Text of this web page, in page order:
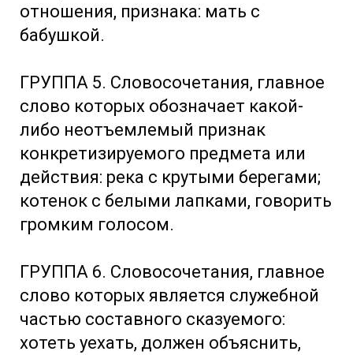
отношения, признака: мать с
бабушкой.
ГРУППА 5. Словосочетания, главное
слово которых обозначает какой-
либо неотъемлемый признак
конкретизируемого предмета или
действия: река с крутыми берегами;
котенок с белыми лапками, говорить
громким голосом.
ГРУППА 6. Словосочетания, главное
слово которых является служебной
частью составного сказуемого:
хотеть уехать, должен объяснить,